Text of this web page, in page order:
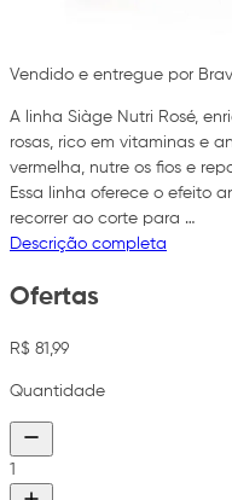
Vendido e entregue por
A linha Siàge Nutri Rosé,
rosas, rico em vitaminas e
vermelha, nutre os fios e
Essa linha oferece o efeito
recorrer ao corte para …
Descrição completa
Ofertas
R$ 81,99
Quantidade
1